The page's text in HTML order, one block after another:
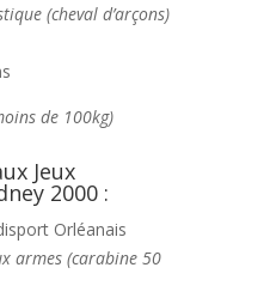
(cheval d’arçons)
de 100kg)
Jeux
2000 :
Orléanais
armes (carabine 50